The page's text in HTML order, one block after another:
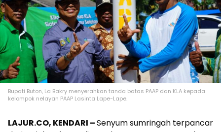
Bupati Buton, La Bakry menyerahkan tanda batas PAAP dan KLA kepada
kelompok nelayan PAAP Lasinta Lape-Lape.
LAJUR.CO, KENDARI –Senyum sumringah terpancar